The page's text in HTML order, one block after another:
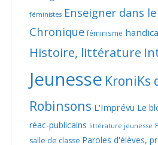
féministes Enseigner dans le
Chronique féminisme
Histoire, littérature
Jeunesse KroniKs
Robinsons L'Imprévu Le
réac-publicains littérature jeunesse
salle de classe Paroles d'élèves,